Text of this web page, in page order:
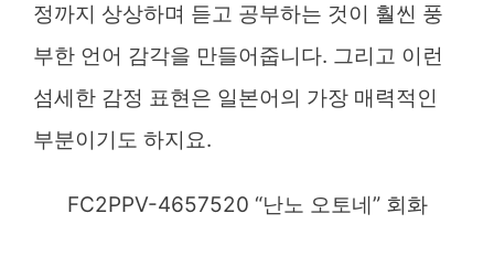
정까지 상상하며 듣고 공부하는 것이 훨씬 풍
부한 언어 감각을 만들어줍니다. 그리고 이런
섬세한 감정 표현은 일본어의 가장 매력적인
부분이기도 하지요.
FC2PPV-4657520 “난노 오토네” 회화